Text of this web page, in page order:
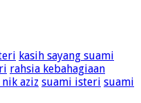
kasih sayang suami
rahsia kebahagiaan
aziz suami isteri suami